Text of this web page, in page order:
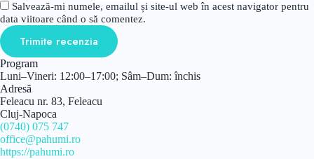
Salvează-mi numele, emailul și site-ul web în acest navigator pentru
data viitoare când o să comentez.
Trimite recenzia
Program
Luni–Vineri: 12:00–17:00; Sâm–Dum: închis
Adresă
Feleacu nr. 83, Feleacu
Cluj-Napoca
(0740) 075 747
office@pahumi.ro
https://pahumi.ro